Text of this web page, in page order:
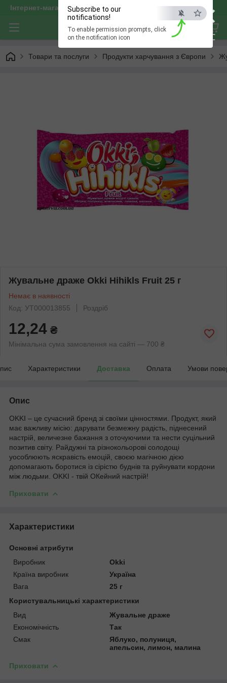
×
ESC
Subscribe to our
notifications!
To enable permission prompts, click
on the notification icon
Інтернет-магазин "optservis"
Товари та послуги Продукти харчування з Європи
Жувальне драже Okki Hihikls Fruit 25 г
Немає в наявності
Код: УТ000013855
Роздріб
12,24 ₴
Мінімальна сума замовлення на сайті — 700 ₴
Характеристики Доставка Оплата Умови
Опис
ОKKI – це сучасний бренд зі своїми цінностями. Продукт, який
має важливу місію: дарувати безмежну радість, піднесений
настрій, величезне бажання з оточуючими та нести суцільний
позитив світу. Райдужні та різнокольорові солодощі
уособлюють яскравість емоцій, своєю магічною дією
допомагають боротися із сірістю буднів та руйнувати кордони
між людьми. OKKI - твій ОКейний настрій!
Приховати
Характеристики
Основні атрибути
Виробник
Okki
Країна виробник
Україна
Вага
25 г
Користувальницькі характеристики
Вид
Жувальне драже
Економічність
Так
Смак
Яблуко, полуниця,
апельсин, лимон, малина
Приховати